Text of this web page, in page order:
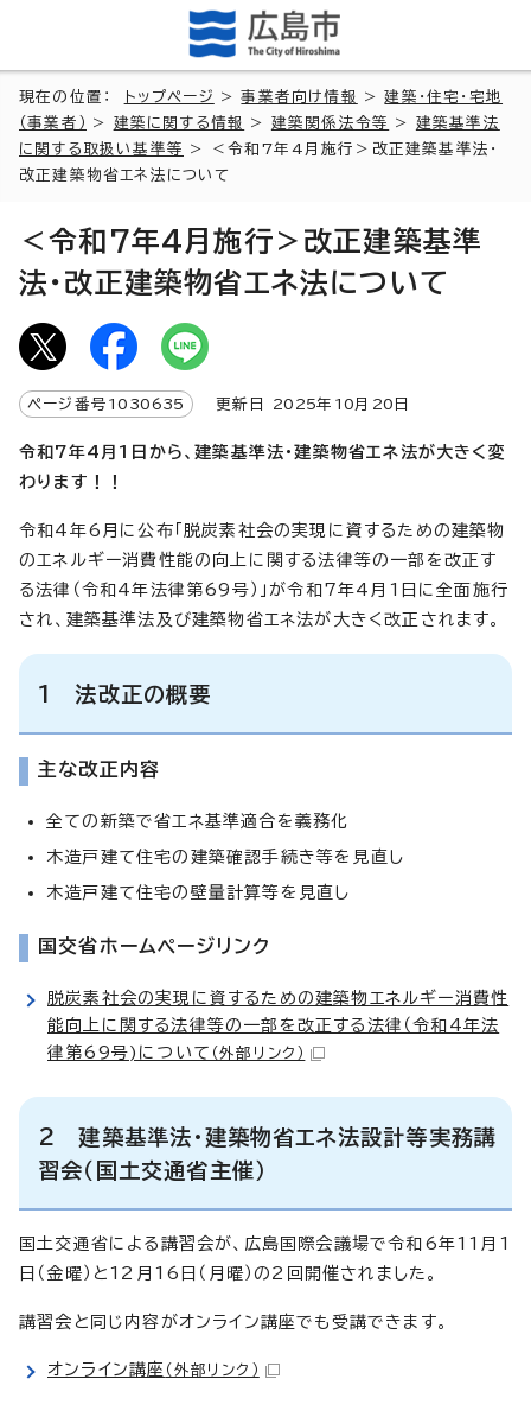
現在の位置： トップページ >事業者向け情報 >建築・住宅・宅地
（事業者）
> 建築に関する情報 > 建築関係法令等 > 建築基準法
に関する取扱い基準等
> ＜令和7年4月施行＞改正建築基準法・
改正建築物省エネ法について
＜令和7年4月施行＞改正建築基準
法・改正建築物省エネ法について
ページ番号 1030635 更新日 2025年 10月 20 日
令和7年4月1日から、建築基準法・建築物省エネ法が大きく変
わります！！
令和4年6月に公布「脱炭素社会の実現に資するための建築物
のエネルギー消費性能の向上に関する法律等の一部を改正す
る法律（令和4年法律第69号）」が令和7年4月1日に全面施行
され、建築基準法及び建築物省エネ法が大きく改正されます。
1 法改正の概要
主な改正内容
全ての新築で省エネ基準適合を義務化
木造戸建て住宅の建築確認手続き等を見直し
木造戸建て住宅の壁量計算等を見直し
国交省ホームページリンク
脱炭素社会の実現に資するための建築物エネルギー消費性
能向上に関する法律等の一部を改正する法律（令和4年法
律第69号)について （外部リンク）
2 建築基準法・建築物省エネ法設計等実務講
習会（国土交通省主催）
国土交通省による講習会が、広島国際会議場で令和6年11月1
日（金曜）と12月16日（月曜）の2回開催されました。
講習会と同じ内容がオンライン講座でも受講できます。
オンライン講座 （外部リンク）